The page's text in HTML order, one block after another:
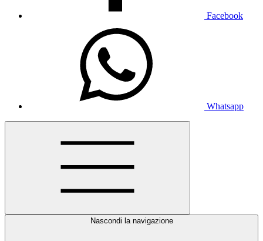
Facebook
Whatsapp
Nascondi la navigazione